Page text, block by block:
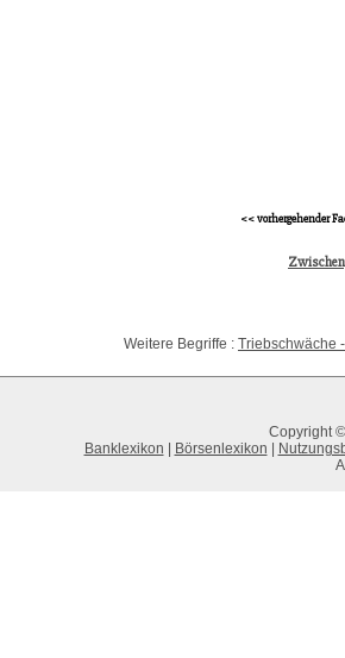
<< vorhergehender
Weitere Begriffe : Triebschwäche
Copyright
Banklexikon
Börsenlexikon